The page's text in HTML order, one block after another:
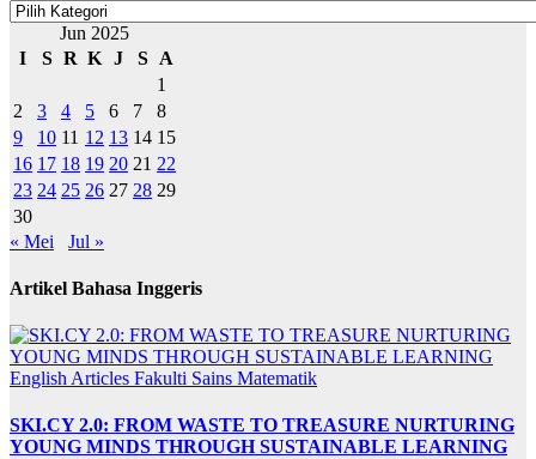
Jun 2025
I
S R K J S
A
1
2
3 4 5 6 7
8
9
10 11 12 13 14 15
16 17 18 19 20 21 22
23 24 25 26 27 28 29
30
« Mei
Jul »
Artikel Bahasa Inggeris
English Articles Fakulti Sains Matematik
SKI.CY 2.0: FROM WASTE TO TREASURE NURTURING
YOUNG MINDS THROUGH SUSTAINABLE LEARNING